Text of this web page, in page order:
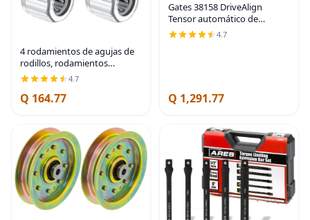
4 rodamientos de agujas de
rodillos, rodamientos
unidireccionales,
rodamientos de agujas de
0.315 in, diámetro de 0.551 in
4.7
Q 164.77
Gates 38158 DriveAlign
Tensor automático de
transmisión por correa
4.7
Q 1,291.77